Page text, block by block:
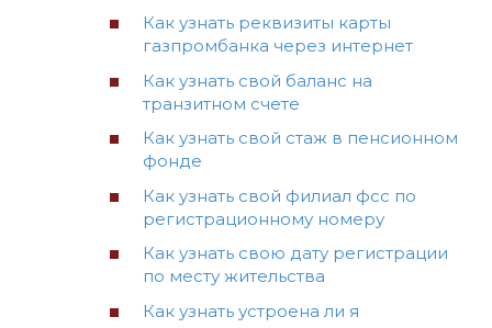
Как узнать реквизиты карты
газпромбанка через интернет
Как узнать свой баланс на
транзитном счете
Как узнать свой стаж в пенсионном
фонде
Как узнать свой филиал фсс по
регистрационному номеру
Как узнать свою дату регистрации
по месту жительства
Как узнать устроена ли я